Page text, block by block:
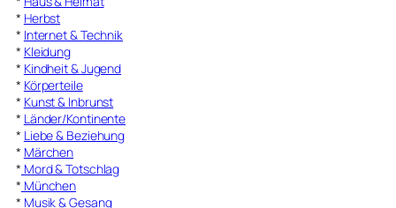
* Herbst
* Internet & Technik
* Kleidung
* Kindheit & Jugend
* Körperteile
* Kunst & Inbrunst
* Länder/Kontinente
* Liebe & Beziehung
* Märchen
* Mord & Totschlag
* München
* Musik & Gesang